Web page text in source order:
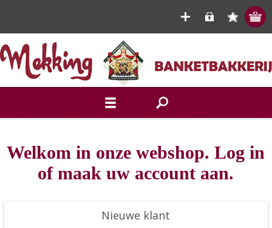
Welkom in onze webshop. Log in
of maak uw account aan.
Nieuwe klant